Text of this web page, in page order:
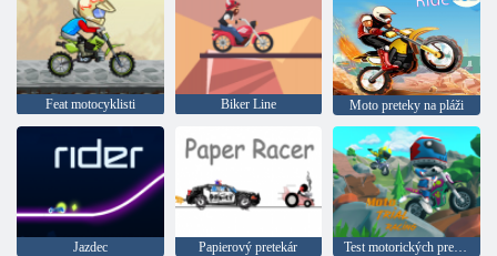
Feat motocyklisti Biker Line Moto preteky na pláži
Jazdec Papierový pretekár Test motorických pretekov